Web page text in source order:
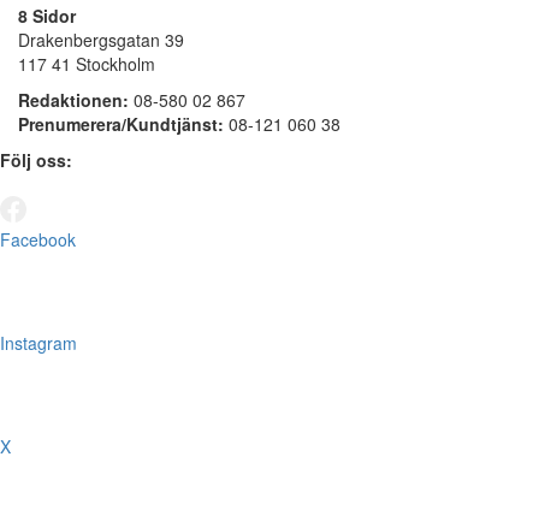
8 Sidor
Drakenbergsgatan 39
117 41 Stockholm
Redaktionen: 08-580 02 867
Prenumerera/Kundtjänst: 08-121 060 38
Följ oss:
Facebook
Instagram
X